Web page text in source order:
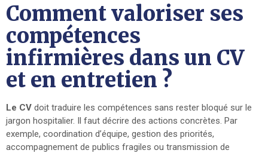
Comment valoriser ses
compétences
infirmières dans un CV
et en entretien ?
Le CV doit traduire les compétences sans rester bloqué sur le
jargon hospitalier. Il faut décrire des actions concrètes. Par
exemple, coordination d’équipe, gestion des priorités,
accompagnement de publics fragiles ou transmission de